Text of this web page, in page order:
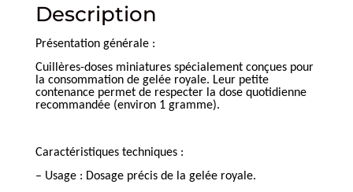
Description
Présentation générale :
Cuillères-doses miniatures spécialement conçues pour
la consommation de gelée royale. Leur petite
contenance permet de respecter la dose quotidienne
recommandée (environ 1 gramme).
Caractéristiques techniques :
– Usage : Dosage précis de la gelée royale.